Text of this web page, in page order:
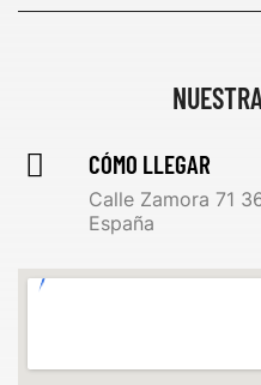
CÓMO LLEGAR
Calle Zamora 71
España